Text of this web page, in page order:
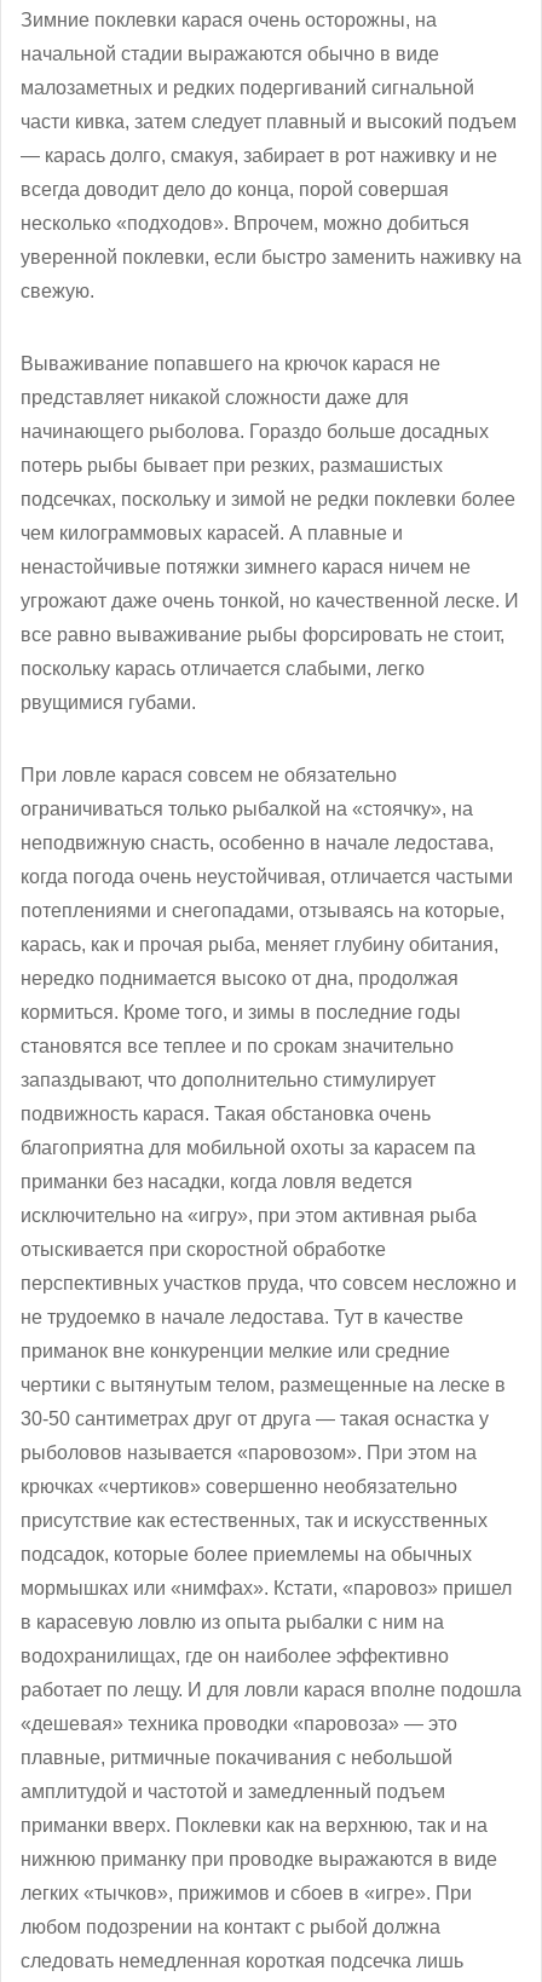
Зимние поклевки карася очень осторожны, на
начальной стадии выражаются обычно в виде
малозаметных и редких подергиваний сигнальной
части кивка, затем следует плавный и высокий подъем
— карась долго, смакуя, забирает в рот наживку и не
всегда доводит дело до конца, порой совершая
несколько «подходов». Впрочем, можно добиться
уверенной поклевки, если быстро заменить наживку на
свежую.
Вываживание попавшего на крючок карася не
представляет никакой сложности даже для
начинающего рыболова. Гораздо больше досадных
потерь рыбы бывает при резких, размашистых
подсечках, поскольку и зимой не редки поклевки более
чем килограммовых карасей. А плавные и
ненастойчивые потяжки зимнего карася ничем не
угрожают даже очень тонкой, но качественной леске. И
все равно вываживание рыбы форсировать не стоит,
поскольку карась отличается слабыми, легко
рвущимися губами.
При ловле карася совсем не обязательно
ограничиваться только рыбалкой на «стоячку», на
неподвижную снасть, особенно в начале ледостава,
когда погода очень неустойчивая, отличается частыми
потеплениями и снегопадами, отзываясь на которые,
карась, как и прочая рыба, меняет глубину обитания,
нередко поднимается высоко от дна, продолжая
кормиться. Кроме того, и зимы в последние годы
становятся все теплее и по срокам значительно
запаздывают, что дополнительно стимулирует
подвижность карася. Такая обстановка очень
благоприятна для мобильной охоты за карасем па
приманки без насадки, когда ловля ведется
исключительно на «игру», при этом активная рыба
отыскивается при скоростной обработке
перспективных участков пруда, что совсем несложно и
не трудоемко в начале ледостава. Тут в качестве
приманок вне конкуренции мелкие или средние
чертики с вытянутым телом, размещенные на леске в
30-50 сантиметрах друг от друга — такая оснастка у
рыболовов называется «паровозом». При этом на
крючках «чертиков» совершенно необязательно
присутствие как естественных, так и искусственных
подсадок, которые более приемлемы на обычных
мормышках или «нимфах». Кстати, «паровоз» пришел
в карасевую ловлю из опыта рыбалки с ним на
водохранилищах, где он наиболее эффективно
работает по лещу. И для ловли карася вполне подошла
«дешевая» техника проводки «паровоза» — это
плавные, ритмичные покачивания с небольшой
амплитудой и частотой и замедленный подъем
приманки вверх. Поклевки как на верхнюю, так и на
нижнюю приманку при проводке выражаются в виде
легких «тычков», прижимов и сбоев в «игре». При
любом подозрении на контакт с рыбой должна
следовать немедленная короткая подсечка лишь